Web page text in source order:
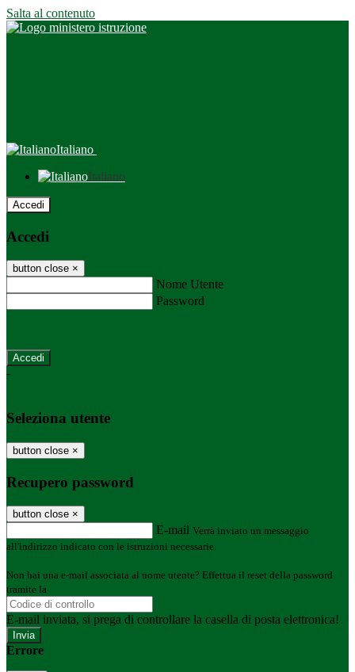
Salta al contenuto
Italiano
Italiano
Accedi
Accedi
button close ×
Nome Utente
Password
-
Seleziona utente
button close ×
Recupero password
button close ×
E-mail Verrà inviato un messaggio
all'indirizzo indicato con le istruzioni necessarie.
Non hai una e-mail associata al nome utente? Effettua il reset della password
tramite la
E-mail inviata, si prega di controllare la casella di posta elettronica!
Errore